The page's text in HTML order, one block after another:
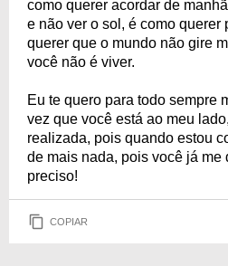
como querer acordar de manhã
e não ver o sol, é como querer
querer que o mundo não gire
você não é viver.
Eu te quero para todo sempre
vez que você está ao meu
realizada, pois quando estou
de mais nada, pois você já me
preciso!
COPIAR